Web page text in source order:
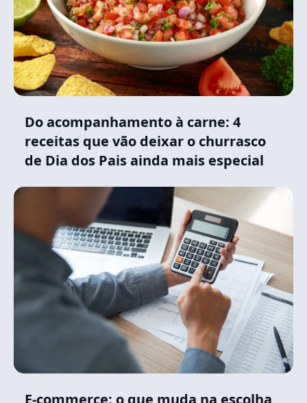
Do acompanhamento à carne: 4
receitas que vão deixar o churrasco
de Dia dos Pais ainda mais especial